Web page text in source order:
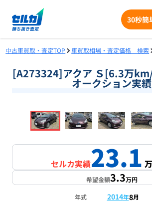
30秒簡
中古車買取・査定TOP 車買取相場・査定価格 検索
[A273324]アクア Ｓ[6.3万
オークション実績
セルカ実績23.1
希望金額3.3万円
年式 2014年8月